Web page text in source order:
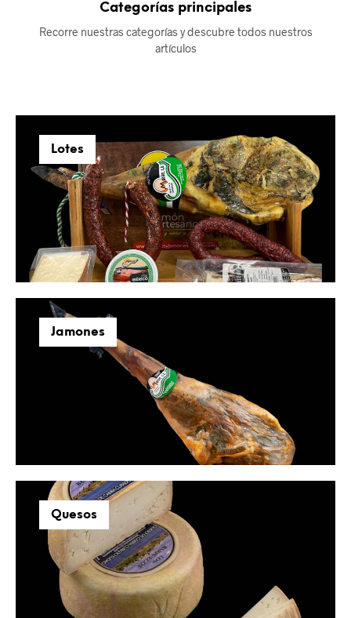
Categorías principales
Recorre nuestras categorías y descubre todos nuestros
artículos
Lotes
Jamones
Quesos